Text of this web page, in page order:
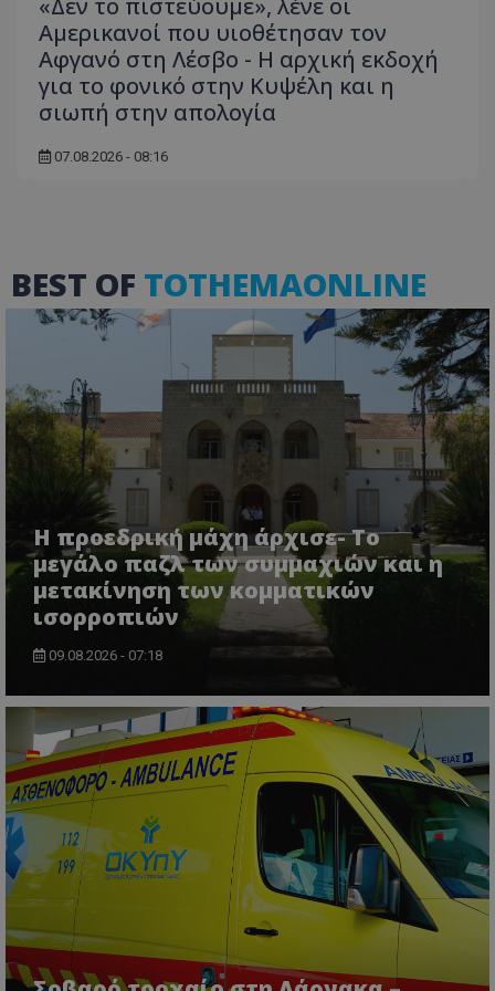
«Δεν το πιστεύουμε», λένε οι
Αμερικανοί που υιοθέτησαν τον
Αφγανό στη Λέσβο - Η αρχική εκδοχή
για το φονικό στην Κυψέλη και η
σιωπή στην απολογία
07.08.2026 - 08:16
BEST OF TOTHEMAONLINE
Η προεδρική μάχη άρχισε- Το
μεγάλο παζλ των συμμαχιών και η
μετακίνηση των κομματικών
ισορροπιών
09.08.2026 - 07:18
Τα απολύτως απαραίτητα cookies επιτρέπουν
βασικές λειτουργίες του ιστότοπου, όπως τη
σύνδεση χρήστη και τη διαχείριση λογαριασμού.
Ο ιστότοπος δεν μπορεί να χρησιμοποιηθεί σωστά
χωρίς τα απολύτως απαραίτητα cookies.
Ονοματεπώνυμο
usprivacy
ASP.NET_SessionId
Microsoft Corporation
VISITOR_PRIVACY_METADATA
YouTube
.youtube.com